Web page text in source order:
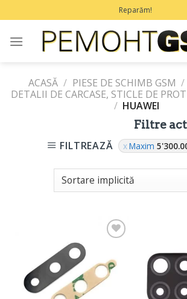
la
conținut
Reparăm!
ACASĂ / PIESE DE SCHIMB GSM /
DETALII DE CARCASE, STICLE DE
/ HUAWEI
FILTREAZĂ
Filtre
Maxim
Favorite